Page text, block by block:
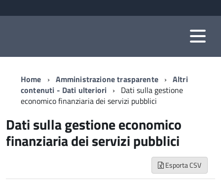
Home Amministrazione trasparente
Altri
contenuti - Dati ulteriori
Dati sulla gestione
economico finanziaria dei servizi pubblici
Dati sulla gestione economico
finanziaria dei servizi pubblici
Esporta CSV